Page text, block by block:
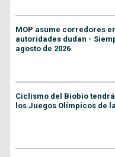
MOP asume corredores
autoridades dudan -
agosto de 2026
Ciclismo del Biobío
los Juegos Olímpicos de